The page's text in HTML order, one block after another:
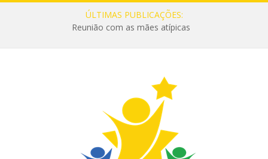
ÚLTIMAS PUBLICAÇÕES:
Reunião com as mães atípicas